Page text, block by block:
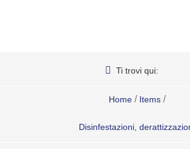
Ti trovi qui:
Home / Items /
Disinfestazioni,